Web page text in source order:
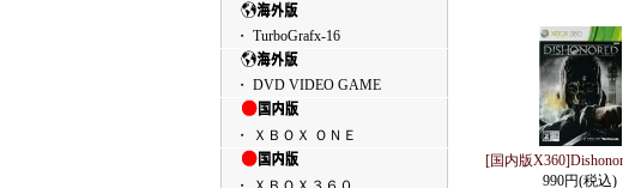
・ TurboGrafx-16
・ DVD VIDEO GAME
・ ＸＢＯＸ ＯＮＥ
[国内版
990円(税込)